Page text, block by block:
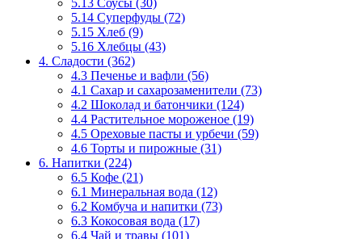
5.13 Соусы (30)
5.14 Суперфуды (72)
5.15 Хлеб (9)
5.16 Хлебцы (43)
4. Сладости (362)
4.3 Печенье и вафли (56)
4.1 Сахар и сахарозаменители (73)
4.2 Шоколад и батончики (124)
4.4 Растительное мороженое (19)
4.5 Ореховые пасты и урбечи (59)
4.6 Торты и пирожные (31)
6. Напитки (224)
6.5 Кофе (21)
6.1 Минеральная вода (12)
6.2 Комбуча и напитки (73)
6.3 Кокосовая вода (17)
6.4 Чай и травы (101)